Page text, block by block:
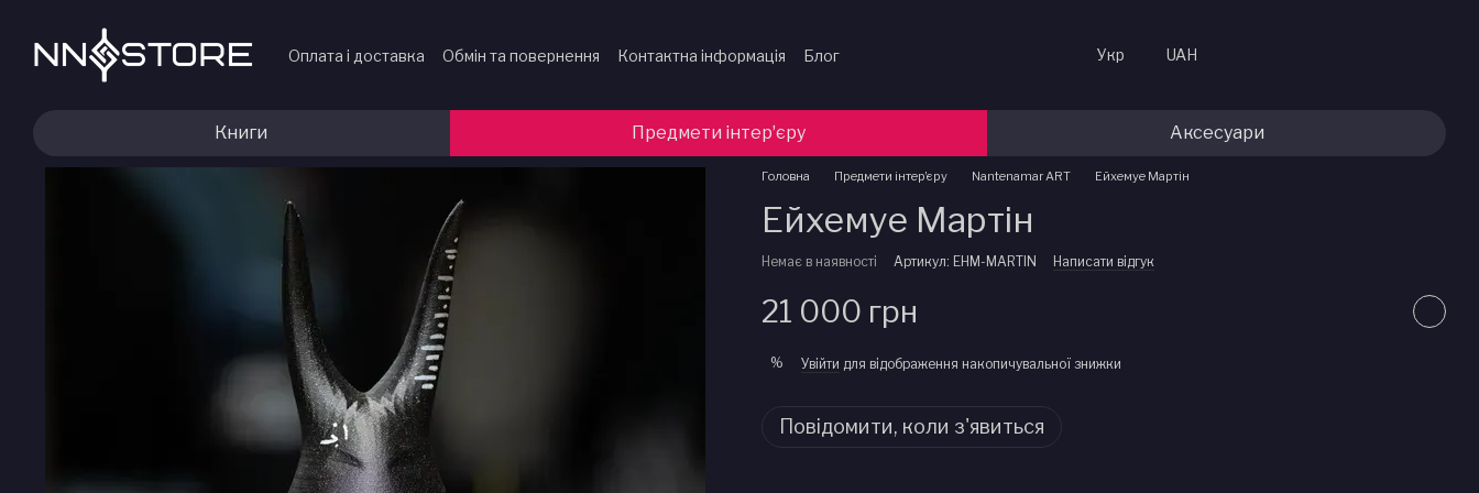
Оплата і доставка Обмін та повернення Контактна інформація
Блог
Укр UAH
Книги Предмети інтерʼєру Аксесуари
Головна Предмети інтерʼєру Nantenamar ART Ейхемуе Мартін
Ейхемуе Мартін
Немає в наявності Артикул: EHM-MARTIN Написати відгук
21 000 грн
% Увійти для відображення накопичувальної знижки
Повідомити, коли з'явиться